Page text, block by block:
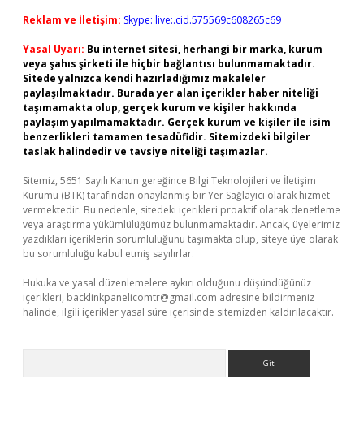
Reklam ve İletişim: Skype: live:.cid.575569c608265c69
Yasal Uyarı: Bu internet sitesi, herhangi bir marka, kurum
veya şahıs şirketi ile hiçbir bağlantısı bulunmamaktadır.
Sitede yalnızca kendi hazırladığımız makaleler
paylaşılmaktadır. Burada yer alan içerikler haber niteliği
taşımamakta olup, gerçek kurum ve kişiler hakkında
paylaşım yapılmamaktadır. Gerçek kurum ve kişiler ile isim
benzerlikleri tamamen tesadüfidir. Sitemizdeki bilgiler
taslak halindedir ve tavsiye niteliği taşımazlar.
Sitemiz, 5651 Sayılı Kanun gereğince Bilgi Teknolojileri ve İletişim
Kurumu (BTK) tarafından onaylanmış bir Yer Sağlayıcı olarak hizmet
vermektedir. Bu nedenle, sitedeki içerikleri proaktif olarak denetleme
veya araştırma yükümlülüğümüz bulunmamaktadır. Ancak, üyelerimiz
yazdıkları içeriklerin sorumluluğunu taşımakta olup, siteye üye olarak
bu sorumluluğu kabul etmiş sayılırlar.
Hukuka ve yasal düzenlemelere aykırı olduğunu düşündüğünüz
içerikleri, backlinkpanelicomtr@gmail.com adresine bildirmeniz
halinde, ilgili içerikler yasal süre içerisinde sitemizden kaldırılacaktır.